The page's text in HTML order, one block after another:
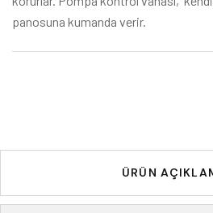
panosuna kumanda verir.
ÜRÜN